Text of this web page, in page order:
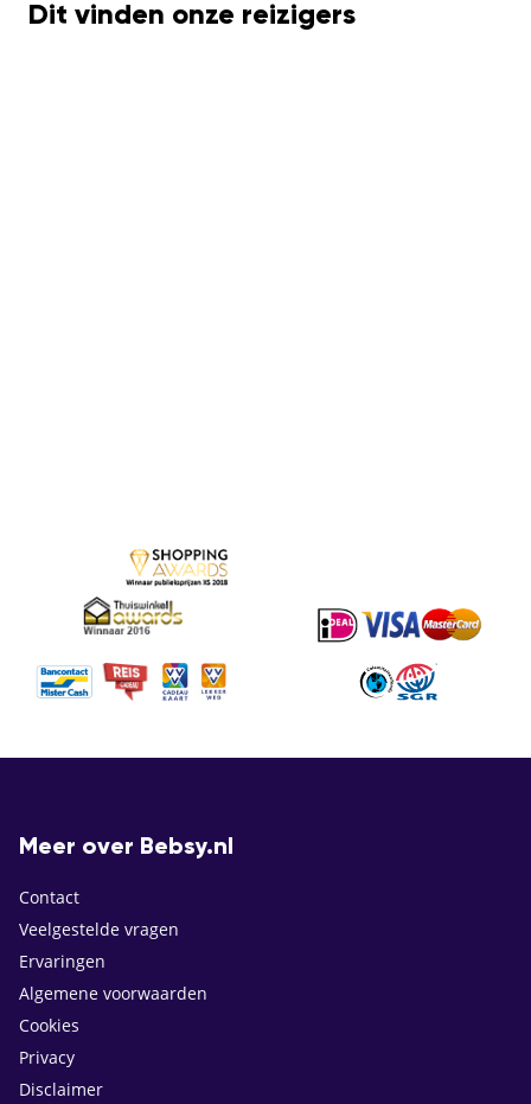
Dit vinden onze reizigers
Meer over Bebsy.nl
Contact
Veelgestelde vragen
Ervaringen
Algemene voorwaarden
Cookies
Privacy
Disclaimer